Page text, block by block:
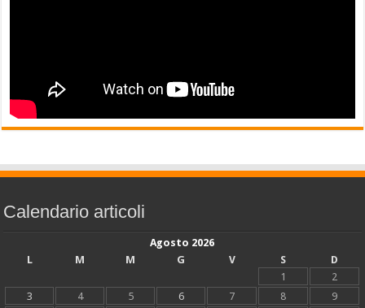
Calendario articoli
Agosto 2026
L
M M G V S
D
1
2
3
4 5 6 7 8
9